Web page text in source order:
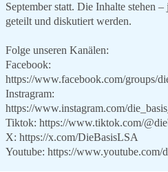
September statt. Die Inhalte stehen –
geteilt und diskutiert werden.
Folge unseren Kanälen:
Facebook:
https://www.facebook.com/groups/
Instragram:
https://www.instagram.com/
Tiktok: https://www.tiktok.com/
X: https://x.com/DieBasisLSA
Youtube: https://www.youtube.com/